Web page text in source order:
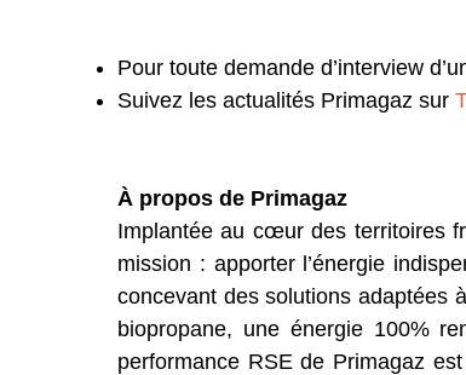
Pour toute demande d’interview
Suivez les actualités Primagaz sur
À propos de Primagaz
Implantée au cœur des territoires
mission : apporter l’énergie
concevant des solutions adaptées
biopropane, une énergie 100%
performance RSE de Primagaz